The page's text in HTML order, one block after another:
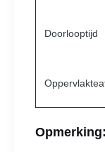
Doorlooptijd